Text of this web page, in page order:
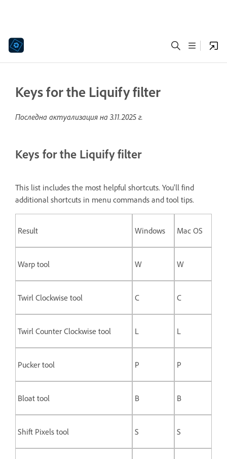
Keys for the Liquify filter
Последна актуализация на 3.11.2025 г.
Keys for the Liquify filter
This list includes the most helpful shortcuts. You'll find
additional shortcuts in menu commands and tool tips.
Result Windows Mac OS
Warp tool W W
Twirl Clockwise tool C C
Twirl Counter Clockwise tool L L
Pucker tool P P
Bloat tool B B
Shift Pixels tool S S